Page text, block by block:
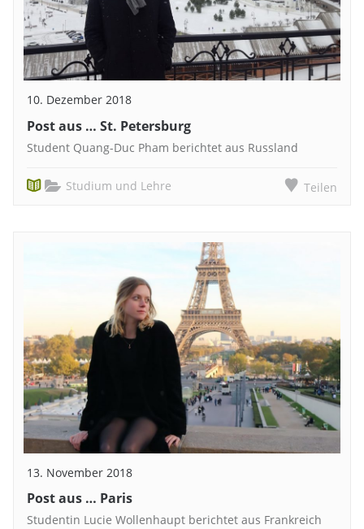
10. Dezember 2018
Post aus … St. Petersburg
Student Quang-Duc Pham berichtet aus Russland
Studium und Lehre Teilen
13. November 2018
Post aus … Paris
Studentin Lucie Wollenhaupt berichtet aus Frankreich